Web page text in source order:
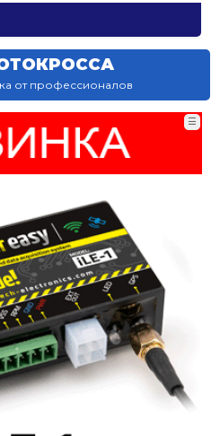
от профессионалов
☰